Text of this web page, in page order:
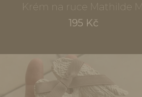
Krém na ruce Mathilde M.
195 Kč